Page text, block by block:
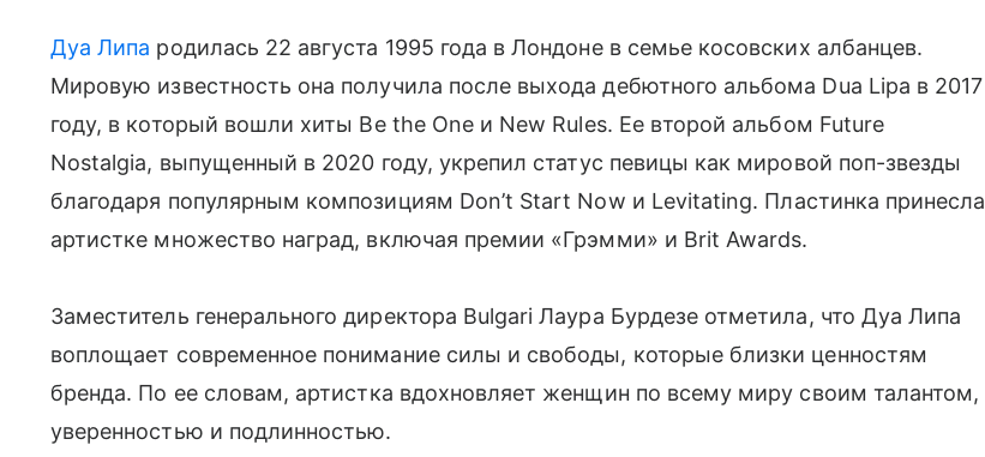
Дуа Липа родилась 22 августа 1995 года в Лондоне в семье косовских албанцев.
Мировую известность она получила после выхода дебютного альбома Dua Lipa в 2017
году, в который вошли хиты Be the One и New Rules. Ее второй альбом Future
Nostalgia, выпущенный в 2020 году, укрепил статус певицы как мировой поп-звезды
благодаря популярным композициям Don’t Start Now и Levitating. Пластинка принесла
артистке множество наград, включая премии «Грэмми» и Brit Awards.
Заместитель генерального директора Bulgari Лаура Бурдезе отметила, что Дуа Липа
воплощает современное понимание силы и свободы, которые близки ценностям
бренда. По ее словам, артистка вдохновляет женщин по всему миру своим талантом,
уверенностью и подлинностью.